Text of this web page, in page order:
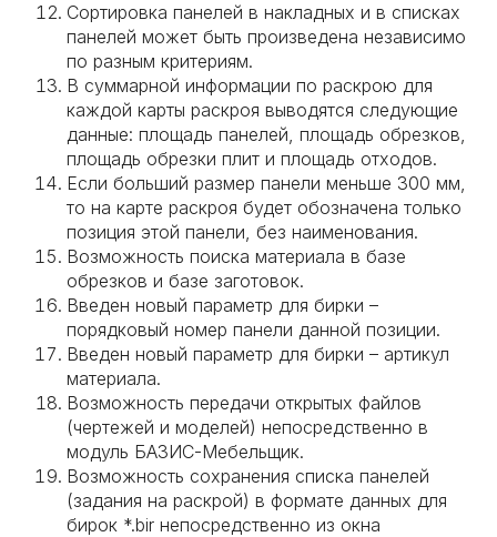
Сортировка панелей в накладных и в списках
панелей может быть произведена независимо
по разным критериям.
В суммарной информации по раскрою для
каждой карты раскроя выводятся следующие
данные: площадь панелей, площадь обрезков,
площадь обрезки плит и площадь отходов.
Если больший размер панели меньше 300 мм,
то на карте раскроя будет обозначена только
позиция этой панели, без наименования.
Возможность поиска материала в базе
обрезков и базе заготовок.
Введен новый параметр для бирки –
порядковый номер панели данной позиции.
Введен новый параметр для бирки – артикул
материала.
Возможность передачи открытых файлов
(чертежей и моделей) непосредственно в
модуль БАЗИС-Мебельщик.
Возможность сохранения списка панелей
(задания на раскрой) в формате данных для
бирок *.bir непосредственно из окна